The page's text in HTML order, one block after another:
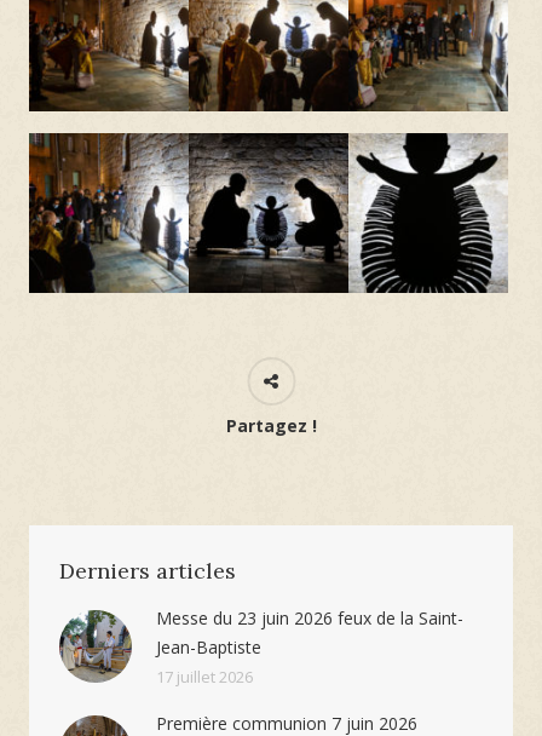
Partagez !
Derniers articles
Messe du 23 juin 2026 feux de la Saint-
Jean-Baptiste
17 juillet 2026
Première communion 7 juin 2026